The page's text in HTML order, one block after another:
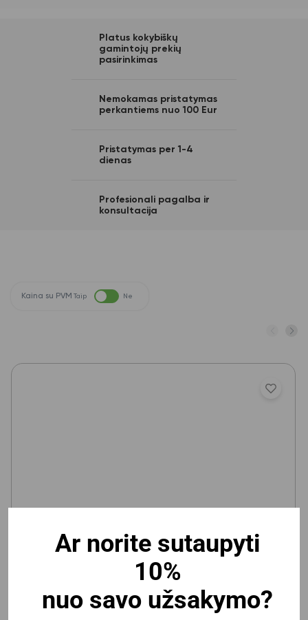
Platus kokybiškų
gamintojų prekių
pasirinkimas
Nemokamas pristatymas
perkantiems nuo 100 Eur
Pristatymas per 1-4
dienas
Profesionali pagalba ir
konsultacija
Kaina su PVM Taip Ne
Vaikiška magnetinė/kreidinė lenta Deli 600x900mm,
Yra prekyboje
Ar norite sutaupyti
10%
nuo savo užsakymo?